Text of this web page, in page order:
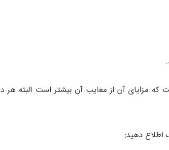
که مزایای آن از معایب آن بیشتر است البته هر
اطلاع دهید: